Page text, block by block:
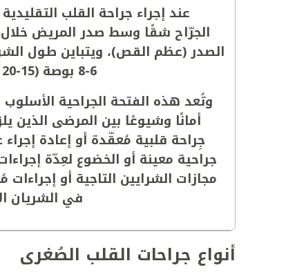
عند إجراء جراحة القلب
الجرّاح شقًا وسط صدر المريض
الصدر (عظم القص)، ويتباين طول
6-8 بوصة (15-20 سم).
وتُعد هذه الفتحة الجراحية الأسلوب
أمانًا وشيوعًا بين المرضى الذين
جِراحة قلبية مُعقّدة أو إعادة إجراء
جراحية معينة أو الخضوع لعِدّة
مجازات الشرايين التاجية أو إجراءات
في الشريان
أنواع جراحات القلب الصُغرى